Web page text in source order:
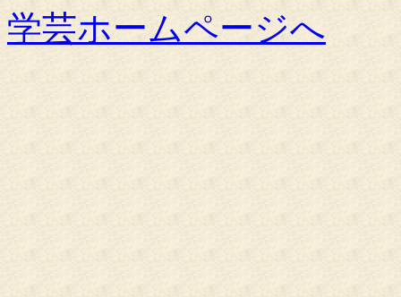
学芸ホームページへ